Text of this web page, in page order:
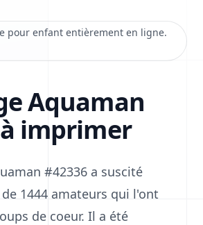
pour enfant entièrement en ligne.
Aquaman
imprimer
#42336 a suscité
1444 amateurs qui l'ont
de coeur. Il a été